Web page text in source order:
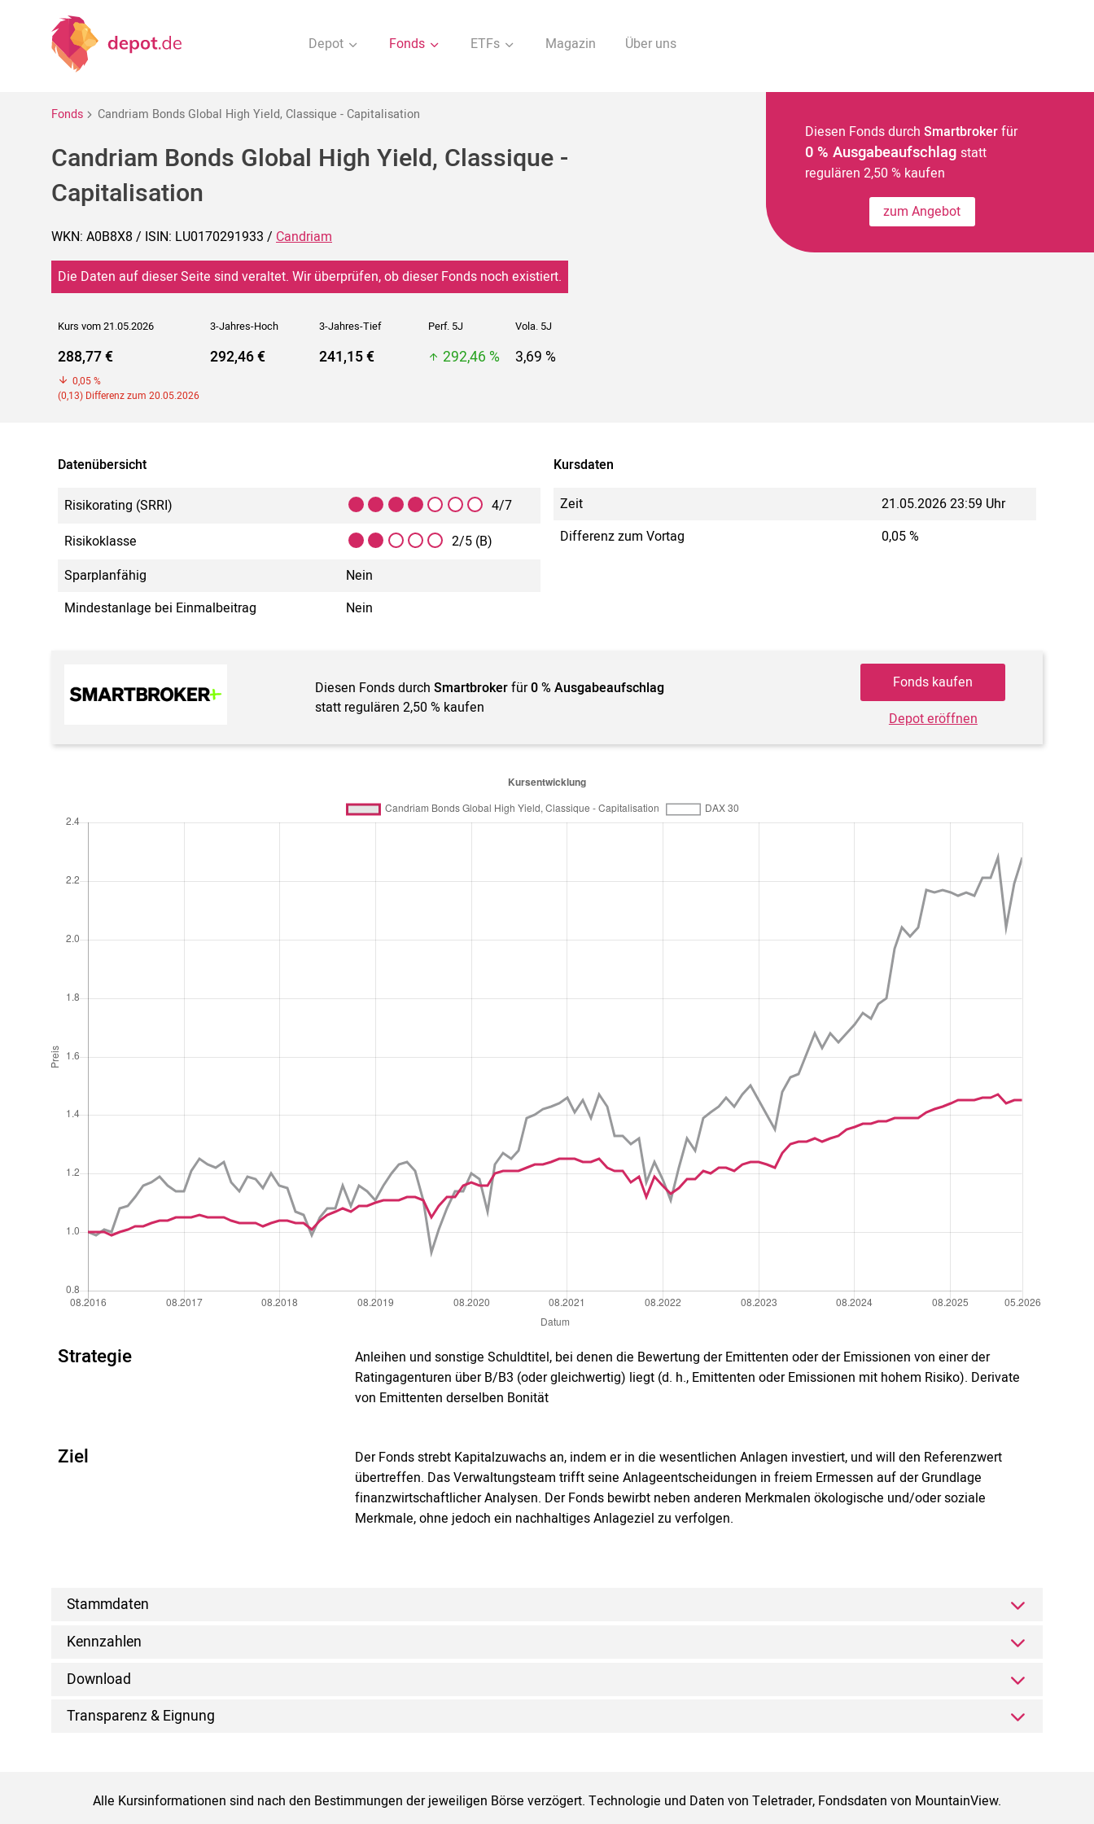
Depot Fonds ETFs Magazin Über uns
Fonds Candriam Bonds Global High Yield, Classique - Capitalisation
Candriam Bonds Global High Yield, Classique -
Capitalisation
WKN: A0B8X8 / ISIN: LU0170291933 / Candriam
Die Daten auf dieser Seite sind veraltet. Wir überprüfen, ob dieser Fonds noch existiert.
Kurs vom 21.05.2026 3-Jahres-Hoch 3-Jahres-Tief Perf. 5J Vola. 5J
288,77 €
0,05 %
(0,13) Differenz zum 20.05.2026
292,46 € 241,15 € 292,46 % 3,69 %
Diesen Fonds durch Smartbrokerfür
0 % Ausgabeaufschlag statt
regulären 2,50 % kaufen
zum Angebot
Datenübersicht
Risikorating (SRRI)
4/7
Risikoklasse
2/5 (B)
Sparplanfähig
Nein
Mindestanlage bei Einmalbeitrag
Nein
Kursdaten
Zeit
21.05.2026 23:59 Uhr
Differenz zum Vortag
0,05 %
Diesen Fonds durchSmartbrokerfür0 % Ausgabeaufschlag
statt regulären 2,50 % kaufen
Fonds kaufen
Depot eröffnen
Strategie
Anleihen und sonstige Schuldtitel, bei denen die Bewertung der Emittenten oder der Emissionen von einer der
Ratingagenturen über B/B3 (oder gleichwertig) liegt (d. h., Emittenten oder Emissionen mit hohem Risiko). Derivate
von Emittenten derselben Bonität
Ziel
Der Fonds strebt Kapitalzuwachs an, indem er in die wesentlichen Anlagen investiert, und will den Referenzwert
übertreffen. Das Verwaltungsteam trifft seine Anlageentscheidungen in freiem Ermessen auf der Grundlage
finanzwirtschaftlicher Analysen. Der Fonds bewirbt neben anderen Merkmalen ökologische und/oder soziale
Merkmale, ohne jedoch ein nachhaltiges Anlageziel zu verfolgen.
Stammdaten
Kennzahlen
Download
Transparenz & Eignung
Alle Kursinformationen sind nach den Bestimmungen der jeweiligen Börse verzögert. Technologie und Daten von Teletrader, Fondsdaten von MountainView.